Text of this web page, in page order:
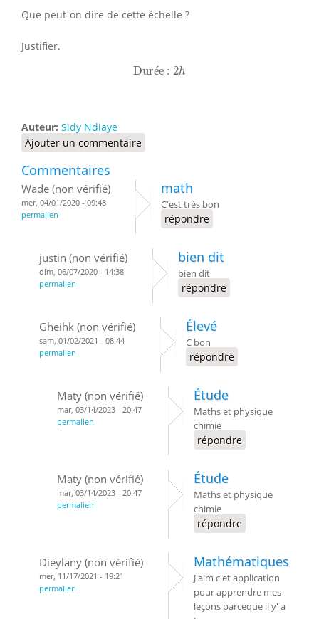
Que peut-on dire de cette échelle ?
Justifier.
Durée : 2h
Durée :2
Auteur: Sidy Ndiaye
Ajouter un commentaire
Commentaires
Wade (non vérifié)
mer, 04/01/2020 - 09:48
permalien
math
C'est très bon
répondre
justin (non vérifié)
dim, 06/07/2020 - 14:38
permalien
bien dit
bien dit
répondre
Gheihk (non vérifié)
sam, 01/02/2021 - 08:44
permalien
Élevé
C bon
répondre
Maty (non vérifié)
mar, 03/14/2023 - 20:47
permalien
Étude
Maths et physique
chimie
répondre
Maty (non vérifié)
mar, 03/14/2023 - 20:47
permalien
Étude
Maths et physique
chimie
répondre
Dieylany (non vérifié)
mer, 11/17/2021 - 19:21
permalien
Mathématiques
J'aim c'et application
pour apprendre mes
leçons parceque il y' a